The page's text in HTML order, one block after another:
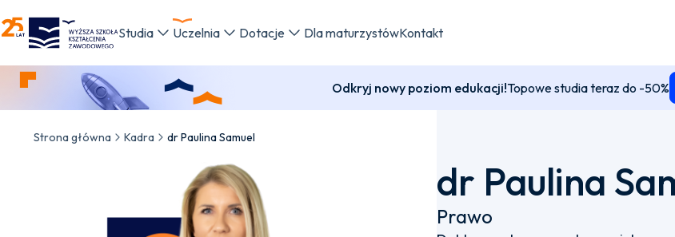
WSKZ - strona główna
Studia Uczelnia Dotacje Dla maturzystówKontakt
Odkryj nowy poziom edukacji!Topowe studia teraz do -50%
Strona główna Kadra dr Paulina Samuel
dr Paulina
Prawo